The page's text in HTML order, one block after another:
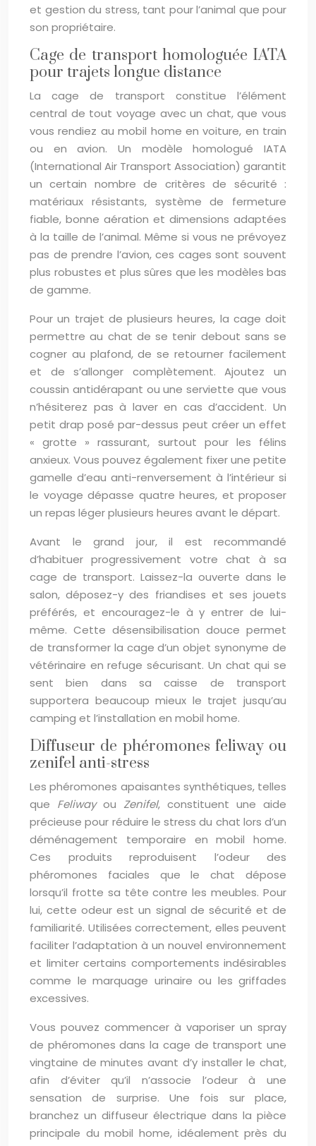
et gestion du stress, tant pour l’animal que pour
son propriétaire.
Cage de transport homologuée IATA
pour trajets longue distance
La cage de transport constitue l’élément
central de tout voyage avec un chat, que vous
vous rendiez au mobil home en voiture, en train
ou en avion. Un modèle homologué IATA
(International Air Transport Association) garantit
un certain nombre de critères de sécurité :
matériaux résistants, système de fermeture
fiable, bonne aération et dimensions adaptées
à la taille de l’animal. Même si vous ne prévoyez
pas de prendre l’avion, ces cages sont souvent
plus robustes et plus sûres que les modèles bas
de gamme.
Pour un trajet de plusieurs heures, la cage doit
permettre au chat de se tenir debout sans se
cogner au plafond, de se retourner facilement
et de s’allonger complètement. Ajoutez un
coussin antidérapant ou une serviette que vous
n’hésiterez pas à laver en cas d’accident. Un
petit drap posé par-dessus peut créer un effet
« grotte » rassurant, surtout pour les félins
anxieux. Vous pouvez également fixer une petite
gamelle d’eau anti-renversement à l’intérieur si
le voyage dépasse quatre heures, et proposer
un repas léger plusieurs heures avant le départ.
Avant le grand jour, il est recommandé
d’habituer progressivement votre chat à sa
cage de transport. Laissez-la ouverte dans le
salon, déposez-y des friandises et ses jouets
préférés, et encouragez-le à y entrer de lui-
même. Cette désensibilisation douce permet
de transformer la cage d’un objet synonyme de
vétérinaire en refuge sécurisant. Un chat qui se
sent bien dans sa caisse de transport
supportera beaucoup mieux le trajet jusqu’au
camping et l’installation en mobil home.
Diffuseur de phéromones feliway ou
zenifel anti-stress
Les phéromones apaisantes synthétiques, telles
que Feliwayou Zenifel, constituent une aide
précieuse pour réduire le stress du chat lors d’un
déménagement temporaire en mobil home.
Ces produits reproduisent l’odeur des
phéromones faciales que le chat dépose
lorsqu’il frotte sa tête contre les meubles. Pour
lui, cette odeur est un signal de sécurité et de
familiarité. Utilisées correctement, elles peuvent
faciliter l’adaptation à un nouvel environnement
et limiter certains comportements indésirables
comme le marquage urinaire ou les griffades
excessives.
Vous pouvez commencer à vaporiser un spray
de phéromones dans la cage de transport une
vingtaine de minutes avant d’y installer le chat,
afin d’éviter qu’il n’associe l’odeur à une
sensation de surprise. Une fois sur place,
branchez un diffuseur électrique dans la pièce
principale du mobil home, idéalement près du